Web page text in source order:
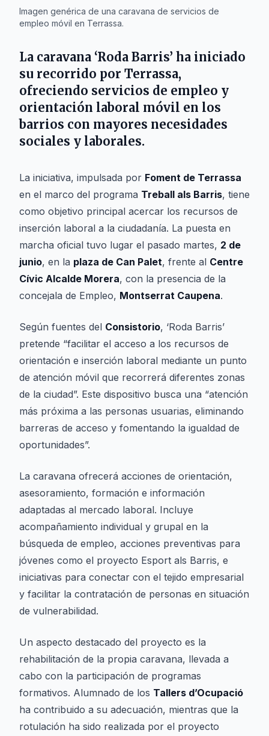
Imagen genérica de una caravana de servicios de
empleo móvil en Terrassa.
La caravana ‘Roda Barris’ ha iniciado
su recorrido por Terrassa,
ofreciendo servicios de empleo y
orientación laboral móvil en los
barrios con mayores necesidades
sociales y laborales.
La iniciativa, impulsada por Foment de Terrassa
en el marco del programa Treball als Barris, tiene
como objetivo principal acercar los recursos de
inserción laboral a la ciudadanía. La puesta en
marcha oficial tuvo lugar el pasado martes, 2 de
junio, en la plaza de Can Palet, frente al Centre
Cívic Alcalde Morera, con la presencia de la
concejala de Empleo, Montserrat Caupena.
Según fuentes del Consistorio, ‘Roda Barris’
pretende “facilitar el acceso a los recursos de
orientación e inserción laboral mediante un punto
de atención móvil que recorrerá diferentes zonas
de la ciudad”. Este dispositivo busca una “atención
más próxima a las personas usuarias, eliminando
barreras de acceso y fomentando la igualdad de
oportunidades”.
La caravana ofrecerá acciones de orientación,
asesoramiento, formación e información
adaptadas al mercado laboral. Incluye
acompañamiento individual y grupal en la
búsqueda de empleo, acciones preventivas para
jóvenes como el proyecto Esport als Barris, e
iniciativas para conectar con el tejido empresarial
y facilitar la contratación de personas en situación
de vulnerabilidad.
Un aspecto destacado del proyecto es la
rehabilitación de la propia caravana, llevada a
cabo con la participación de programas
formativos. Alumnado de los Tallers d’Ocupació
ha contribuido a su adecuación, mientras que la
rotulación ha sido realizada por el proyecto